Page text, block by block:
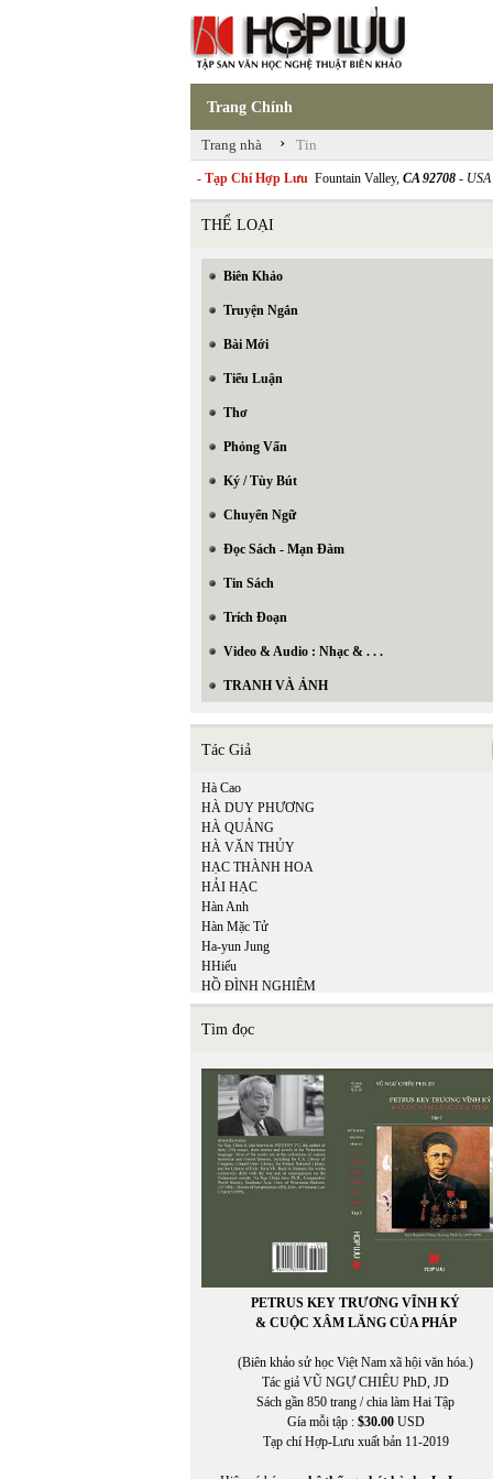
Trang Chính
Trang nhà › Tin
- Tạp Chí Hợp Lưu Fountain Valley, CA 92708 - USA
THỂ LOẠI
Biên Khảo
Truyện Ngắn
Bài Mới
Tiểu Luận
Thơ
Phỏng Vấn
Ký / Tùy Bút
Chuyển Ngữ
Đọc Sách - Mạn Đàm
Tin Sách
Trích Đoạn
Video & Audio : Nhạc & . . .
TRANH VÀ ẢNH
Tác Giả
Hà Cao
HÀ DUY PHƯƠNG
HÀ QUẢNG
HÀ VĂN THỦY
HẠC THÀNH HOA
HẢI HẠC
Hàn Anh
Hàn Mặc Tử
Ha-yun Jung
HHiếu
HỒ ĐÌNH NGHIÊM
Hồ Minh Tâm
HỒ TỊNH TÌNH
Hòa Bình Lê
HÒA ĐA
HOA MAI
Hoài Băng
HOÀI MỸ
HOÀI ZIANG DUY
Hoàng Cầm
HOÀNG CHÍNH chuyển ngữ
Hoàng Đỗ Vũ
Hoàng Hải Lâm
HOÀNG KHỞI PHONG
HOÀNG LIÊN TÂM
HOÀNG MAI ĐẠT
Hoàng Ngọc Nguyên
HOÀNG NGỌC THƯ
Tìm đọc
PETRUS KEY TRƯƠNG VĨNH KÝ
& CUỘC XÂM LĂNG CỦA PHÁP
(Biên khảo sử học Việt Nam xã hội văn hóa.)
Tác giả VŨ NGỰ CHIÊU PhD, JD
Sách gần 850 trang / chia làm Hai Tập
Gía mỗi tập : $30.00USD
Tạp chí Hợp-Lưu xuất bản 11-2019